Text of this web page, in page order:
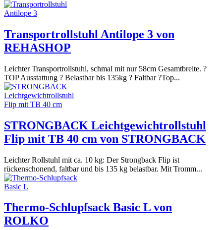
Transportrollstuhl Antilope 3 von
REHASHOP
Leichter Transportrollstuhl, schmal mit nur 58cm Gesamtbreite. ?
TOP Ausstattung ? Belastbar bis 135kg ? Faltbar ?Top...
STRONGBACK Leichtgewichtrollstuhl
Flip mit TB 40 cm von STRONGBACK
Leichter Rollstuhl mit ca. 10 kg: Der Strongback Flip ist
rückenschonend, faltbar und bis 135 kg belastbar. Mit Tromm...
Thermo-Schlupfsack Basic L von
ROLKO